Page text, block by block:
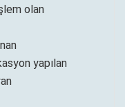
olan
yapılan